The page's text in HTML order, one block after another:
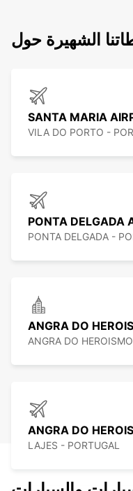
الشهيرة حول
SANTA MARIA
VILA DO PORTO -
PONTA DELGADA
PONTA DELGADA -
ANGRA DO
ANGRA DO
ANGRA DO
LAJES - PORTUGAL